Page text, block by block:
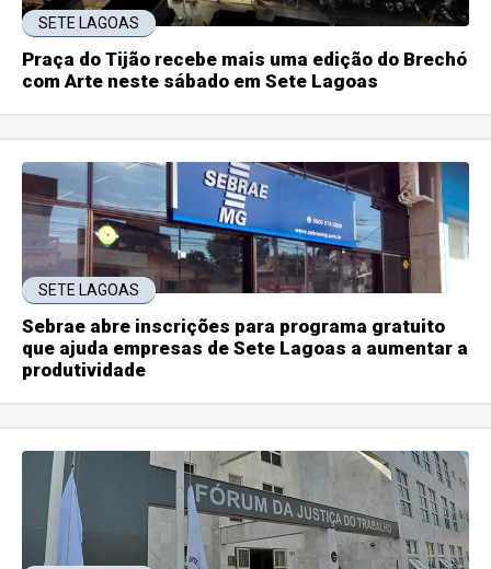
SETE LAGOAS
Praça do Tijão recebe mais uma edição do Brechó
com Arte neste sábado em Sete Lagoas
SETE LAGOAS
Sebrae abre inscrições para programa gratuito
que ajuda empresas de Sete Lagoas a aumentar a
produtividade